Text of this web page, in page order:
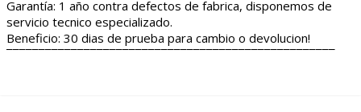
Garantía: 1 año contra defectos de fabrica, disponemos de
servicio tecnico especializado.
Beneficio: 30 dias de prueba para cambio o devolucion!
¯¯¯¯¯¯¯¯¯¯¯¯¯¯¯¯¯¯¯¯¯¯¯¯¯¯¯¯¯¯¯¯¯¯¯¯¯¯¯¯¯¯¯¯¯¯¯¯¯¯¯